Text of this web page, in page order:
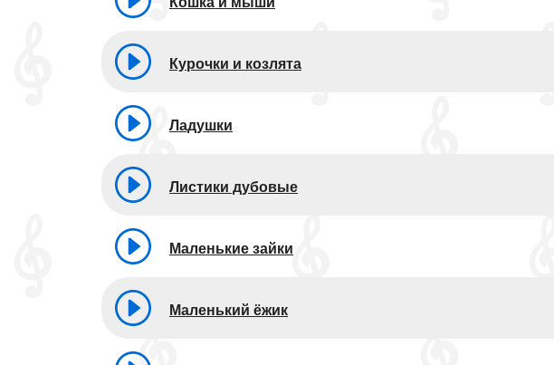
Курочки и козлята
Ладушки
Листики дубовые
Маленькие зайки
Маленький ёжик